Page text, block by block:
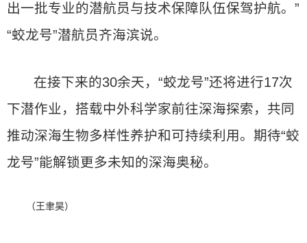
出一批专业的潜航员与技术保障队伍保驾护航。”
“蛟龙号”潜航员齐海滨说。
在接下来的30余天，“蛟龙号”还将进行17次
下潜作业，搭载中外科学家前往深海探索，共同
推动深海生物多样性养护和可持续利用。期待“蛟
龙号”能解锁更多未知的深海奥秘。
（王聿昊）